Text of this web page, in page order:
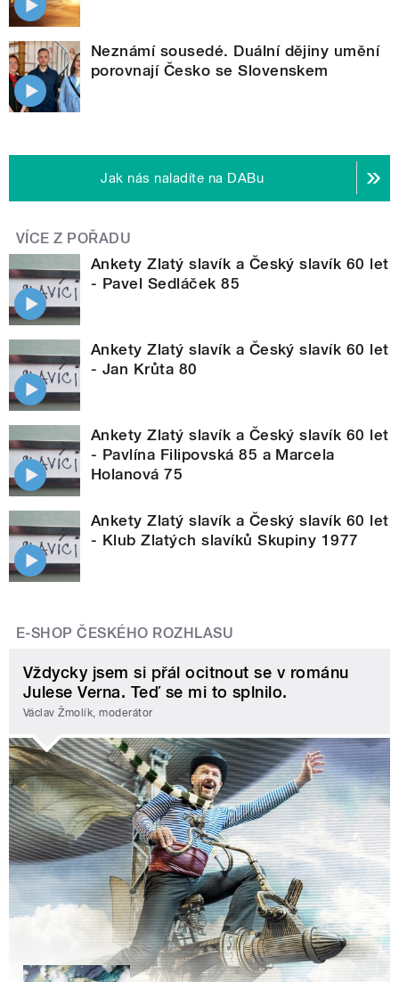
Neznámí sousedé. Duální dějiny umění
porovnají Česko se Slovenskem
Jak nás naladíte na DABu
VÍCE Z POŘADU
Ankety Zlatý slavík a Český slavík 60 let
- Pavel Sedláček 85
Ankety Zlatý slavík a Český slavík 60 let
- Jan Krůta 80
Ankety Zlatý slavík a Český slavík 60 let
- Pavlína Filipovská 85 a Marcela
Holanová 75
Ankety Zlatý slavík a Český slavík 60 let
- Klub Zlatých slavíků Skupiny 1977
E-SHOP ČESKÉHO ROZHLASU
Vždycky jsem si přál ocitnout se v románu
Julese Verna. Teď se mi to splnilo.
Václav Žmolík, moderátor